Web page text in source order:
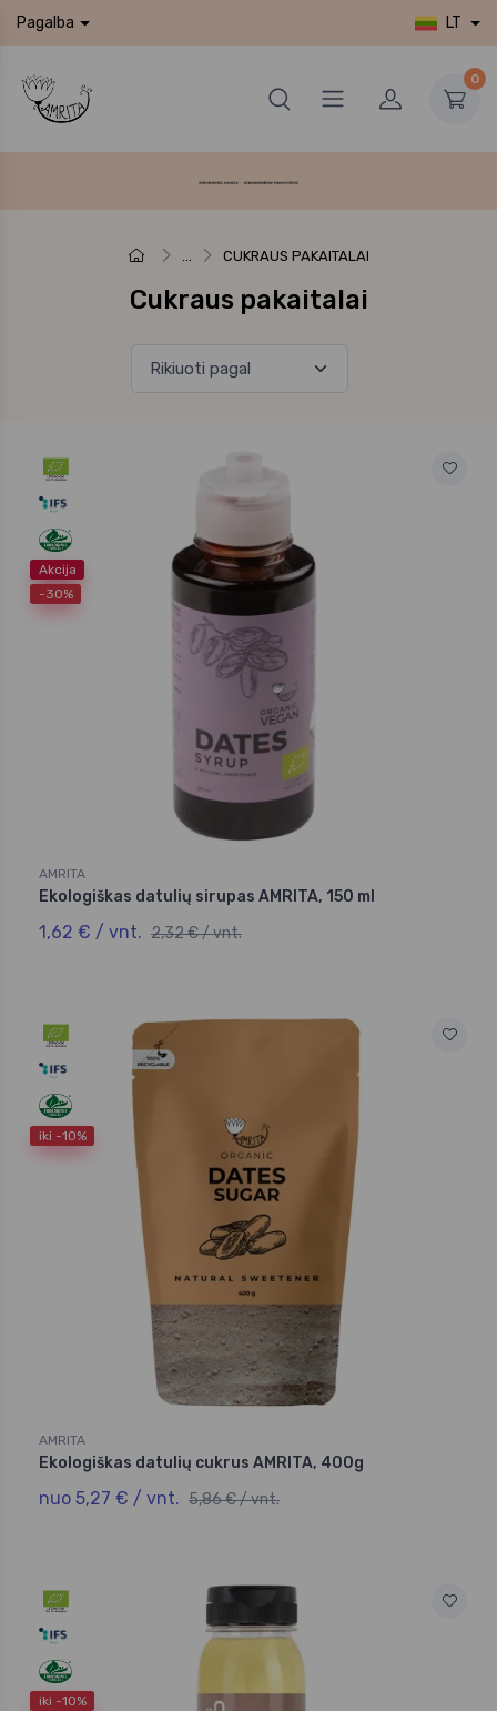
Pagalba LT
0
... CUKRAUS PAKAITALAI
Cukraus pakaitalai
Akcija
-30%
AMRITA
Ekologiškas datulių sirupas AMRITA, 150 ml
1,62 € / vnt. 2,32 € / vnt.
iki -10%
AMRITA
Ekologiškas datulių cukrus AMRITA, 400g
nuo 5,27 € / vnt. 5,86 € / vnt.
iki -10%